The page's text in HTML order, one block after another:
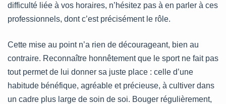
difficulté liée à vos horaires, n’hésitez pas à en parler à ces
professionnels, dont c’est précisément le rôle.
Cette mise au point n’a rien de décourageant, bien au
contraire. Reconnaître honnêtement que le sport ne fait pas
tout permet de lui donner sa juste place : celle d’une
habitude bénéfique, agréable et précieuse, à cultiver dans
un cadre plus large de soin de soi. Bouger régulièrement,